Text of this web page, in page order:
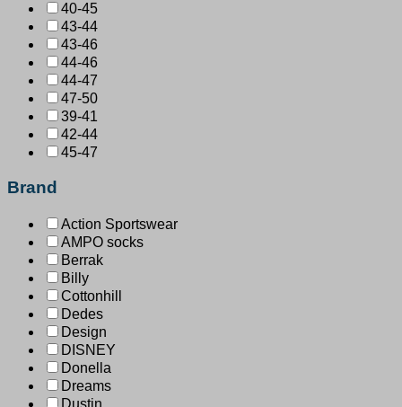
40-45
43-44
43-46
44-46
44-47
47-50
39-41
42-44
45-47
Brand
Action Sportswear
AMPO socks
Berrak
Billy
Cottonhill
Dedes
Design
DISNEY
Donella
Dreams
Dustin